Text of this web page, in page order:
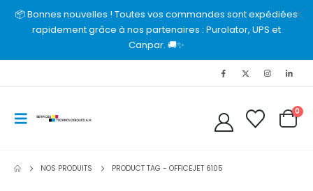
📦 Bonnes nouvelles ! Toutes vos commandes sont expédiées
rapidement grâce à nos partenaires : Purolator, UPS et
Canpar. 🚚✨
0
NOS PRODUITS PRODUCT TAG -OFFICEJET 6105